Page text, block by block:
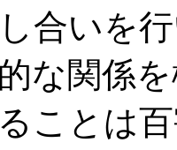
合いを
な関係
ことは